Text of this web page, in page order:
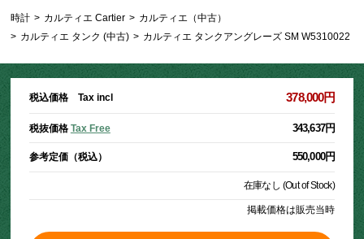
時計 > カルティエ Cartier > カルティエ（中古）
> カルティエ タンク (中古) > カルティエ タンクアングレーズ SM W5310022
税込価格 Tax incl 378,000円
税抜価格 Tax Free 343,637円
参考定価（税込） 550,000円
在庫なし (Out of Stock)
掲載価格は販売当時